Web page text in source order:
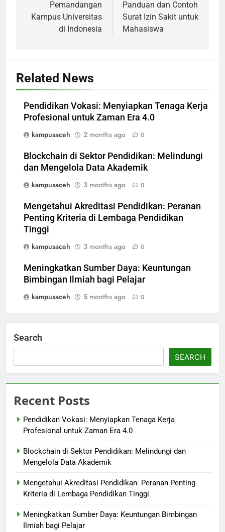
Pemandangan
Kampus Universitas
di Indonesia
Panduan dan Contoh
Surat Izin Sakit untuk
Mahasiswa
Related News
Pendidikan Vokasi: Menyiapkan Tenaga Kerja
Profesional untuk Zaman Era 4.0
kampusaceh
2 months ago 0
Blockchain di Sektor Pendidikan: Melindungi
dan Mengelola Data Akademik
kampusaceh
3 months ago 0
Mengetahui Akreditasi Pendidikan: Peranan
Penting Kriteria di Lembaga Pendidikan
Tinggi
kampusaceh
3 months ago 0
Meningkatkan Sumber Daya: Keuntungan
Bimbingan Ilmiah bagi Pelajar
kampusaceh
5 months ago 0
Search
SEARCH
Recent Posts
Pendidikan Vokasi: Menyiapkan Tenaga Kerja
Profesional untuk Zaman Era 4.0
Blockchain di Sektor Pendidikan: Melindungi dan
Mengelola Data Akademik
Mengetahui Akreditasi Pendidikan: Peranan Penting
Kriteria di Lembaga Pendidikan Tinggi
Meningkatkan Sumber Daya: Keuntungan Bimbingan
Ilmiah bagi Pelajar